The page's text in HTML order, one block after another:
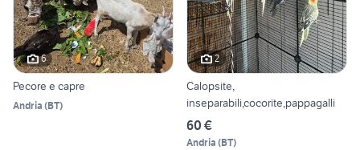
6
Pecore e capre
Andria (BT)
2
Calopsite,
inseparabili,cocorite,pappagalli
60 €
Andria (BT)